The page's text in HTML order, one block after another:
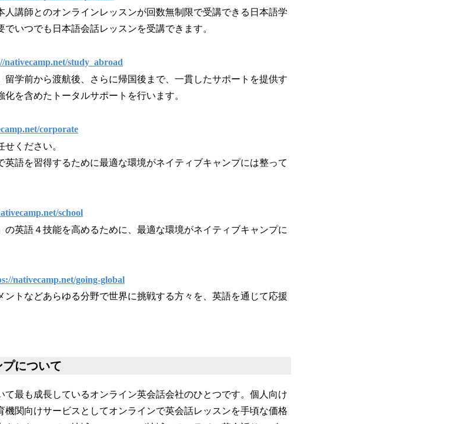
人講師とのオンラインレッスンが回数無制限で受講できる日本語学
いつでも日本語会話レッスンを受講できます。
nativecamp.net/study_abroad
留学前から渡航後、さらに帰国後まで、一貫したサポートを提供す
を含めたトータルサポートを行います。
corporate
ください。
英語を習得するために最適な環境がネイティブキャンプには整って
school
の英語４技能を高めるために、最適な環境がネイティブキャンプに
nativecamp.net/going-global
ントなどあらゆる分野で世界に挑戦する方々を、英語を通じて応援
について
て最も成長しているオンライン英会話会社のひとつです。個人向け
関向けサービスとしてオンラインで英会話レッスンを手頃な価格